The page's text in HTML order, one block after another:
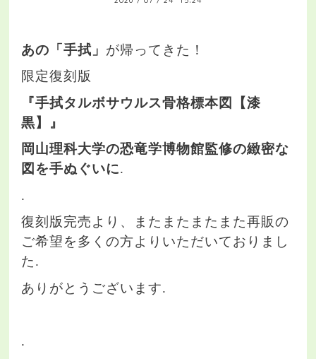
あの「手拭」 が帰ってきた！
限定復刻版
『手拭タルボサウルス骨格標本図【漆
黒】』
岡山理科大学の恐竜学博物館監修の緻密な
図を手ぬぐいに.
.
復刻版完売より、またまたまたまた再販の
ご希望を多くの方よりいただいておりまし
た.
ありがとうございます.
.